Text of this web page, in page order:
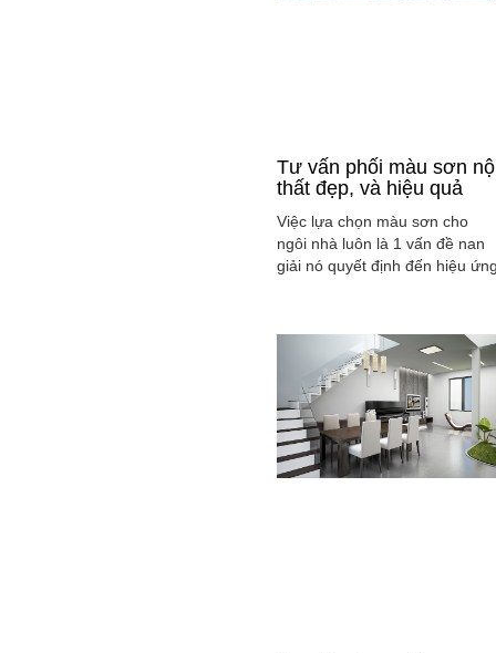
Tư vấn phối màu sơn
thất đẹp, và hiệu quả
Việc lựa chọn màu sơn cho
ngôi nhà luôn là 1 vấn đề nan
giải nó quyết định đến hiệu
của gia đình bạn.